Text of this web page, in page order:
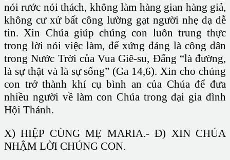
nói rước nói thách, không làm hàng gian hàng giả,
không cư xử bất công lường gạt người nhẹ dạ dễ
tin. Xin Chúa giúp chúng con luôn trung thực
trong lời nói việc làm, để xứng đáng là công dân
trong Nước Trời của Vua Giê-su, Đấng “là đường,
là sự thật và là sự sống” (Ga 14,6). Xin cho chúng
con trở thành khí cụ bình an của Chúa để đưa
nhiều người về làm con Chúa trong đại gia đình
Hội Thánh.
X) HIỆP CÙNG MẸ MARIA.- Đ) XIN CHÚA
NHẬM LỜI CHÚNG CON.